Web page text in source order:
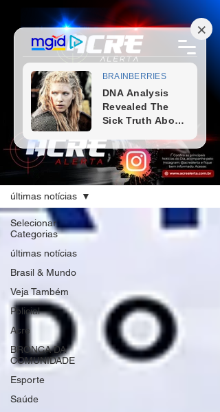
Blog
Selecionar
Categorias
últimas notícias
Brasil & Mundo
Veja Também
Policial
Acre
BRONCA DA
COMUNIDADE
Esporte
Saúde
últimas notícias